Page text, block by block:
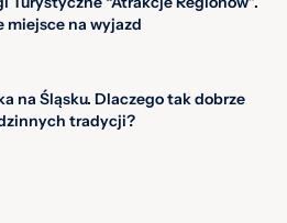
miejsce na wyjazd
na Śląsku. Dlaczego tak dobrze
tradycji?